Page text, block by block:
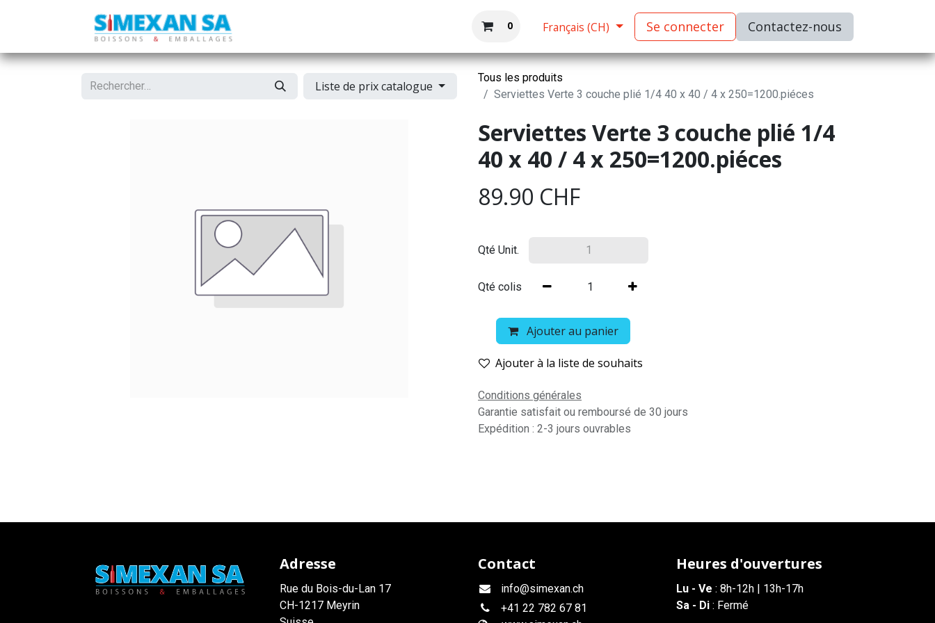
0 Français (CH) Se connecter C​​​​ontactez-nous
Liste de prix catalogue
Tous les produits
Serviettes Verte 3 couche plié 1/4 40 x 40 / 4 x 250=1200.piéces
Serviettes Verte 3 couche plié 1/4
40 x 40 / 4 x 250=1200.piéces
89.90 CHF
Qté Unit.
Qté colis
Ajouter au panier
Ajouter à la liste de souhaits
Conditions générales
Garantie satisfait ou remboursé de 30 jours
Expédition : 2-3 jours ouvrables
Adresse
Rue du Bois-du-Lan 17
CH-1217 Meyrin
Contact
info@simexan.ch
+41 22 782 67 81
Heures d'ouvertures
Lu - Ve : 8h-12h | 13h-17h
Sa - Di : Fermé